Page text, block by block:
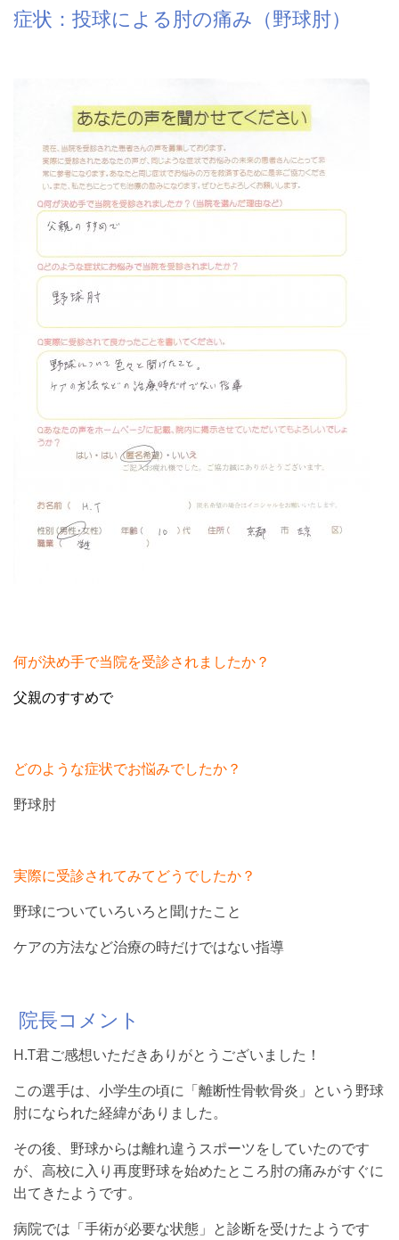
症状：投球による肘の痛み（野球肘）
何が決め手で当院を受診されましたか？
父親のすすめで
どのような症状でお悩みでしたか？
野球肘
実際に受診されてみてどうでしたか？
野球についていろいろと聞けたこと
ケアの方法など治療の時だけではない指導
院長コメント
H.T君ご感想いただきありがとうございました！
この選手は、小学生の頃に「離断性骨軟骨炎」という野球
肘になられた経緯がありました。
その後、野球からは離れ違うスポーツをしていたのです
が、高校に入り再度野球を始めたところ肘の痛みがすぐに
出てきたようです。
病院では「手術が必要な状態」と診断を受けたようです